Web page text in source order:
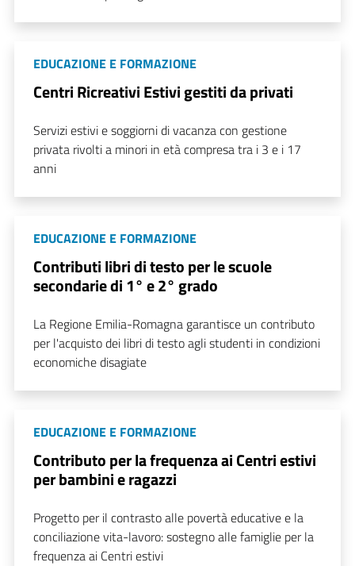
EDUCAZIONE E FORMAZIONE
Centri Ricreativi Estivi gestiti da privati
Servizi estivi e soggiorni di vacanza con gestione
privata rivolti a minori in età compresa tra i 3 e i 17
anni
EDUCAZIONE E FORMAZIONE
Contributi libri di testo per le scuole
secondarie di 1° e 2° grado
La Regione Emilia-Romagna garantisce un contributo
per l'acquisto dei libri di testo agli studenti in condizioni
economiche disagiate
EDUCAZIONE E FORMAZIONE
Contributo per la frequenza ai Centri estivi
per bambini e ragazzi
Progetto per il contrasto alle povertà educative e la
conciliazione vita-lavoro: sostegno alle famiglie per la
frequenza ai Centri estivi